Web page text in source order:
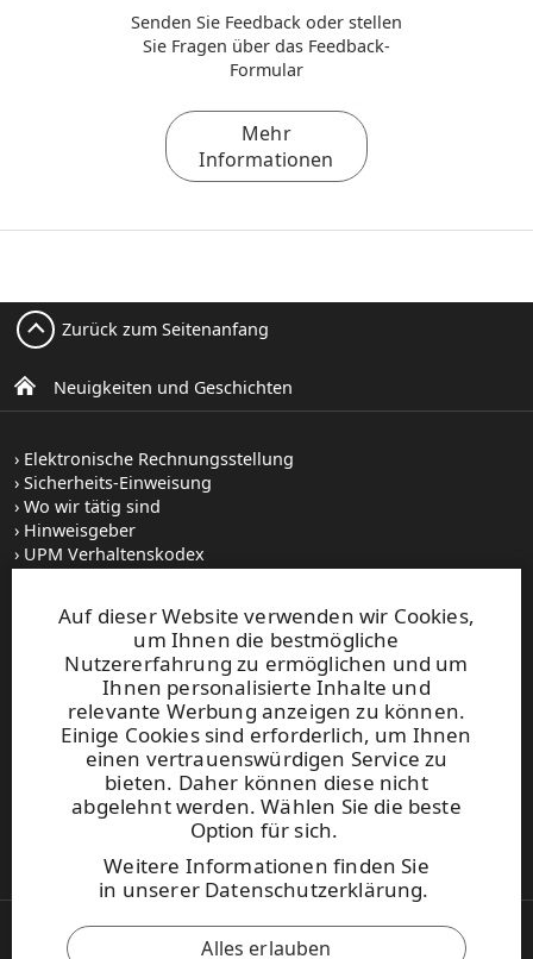
Senden Sie Feedback oder stellen
Sie Fragen über das Feedback-
Formular
Mehr
Informationen
Auf dieser Website verwenden wir Cookies,
um Ihnen die bestmögliche
Nutzererfahrung zu ermöglichen und um
Ihnen personalisierte Inhalte und
relevante Werbung anzeigen zu können.
Einige Cookies sind erforderlich, um Ihnen
einen vertrauenswürdigen Service zu
bieten. Daher können diese nicht
abgelehnt werden. Wählen Sie die beste
Option für sich.
Weitere Informationen finden Sie
in unserer Datenschutzerklärung.
Alles erlauben
Neuigkeiten und Geschichten
Zurück zum Seitenanfang
Elektronische Rechnungsstellung
Sicherheits-Einweisung
Wo wir tätig sind
Hinweisgeber
UPM Verhaltenskodex
Stellenangebote
Bilddatenbank
Abonnieren von Veröffentlichungen
Telefonzentrale
+358 (0) 204 15 111
Diese Website ist durch reCAPTCHA geschützt und es gelten
DatenschutzbestimmungenundNutzungsbedingungen